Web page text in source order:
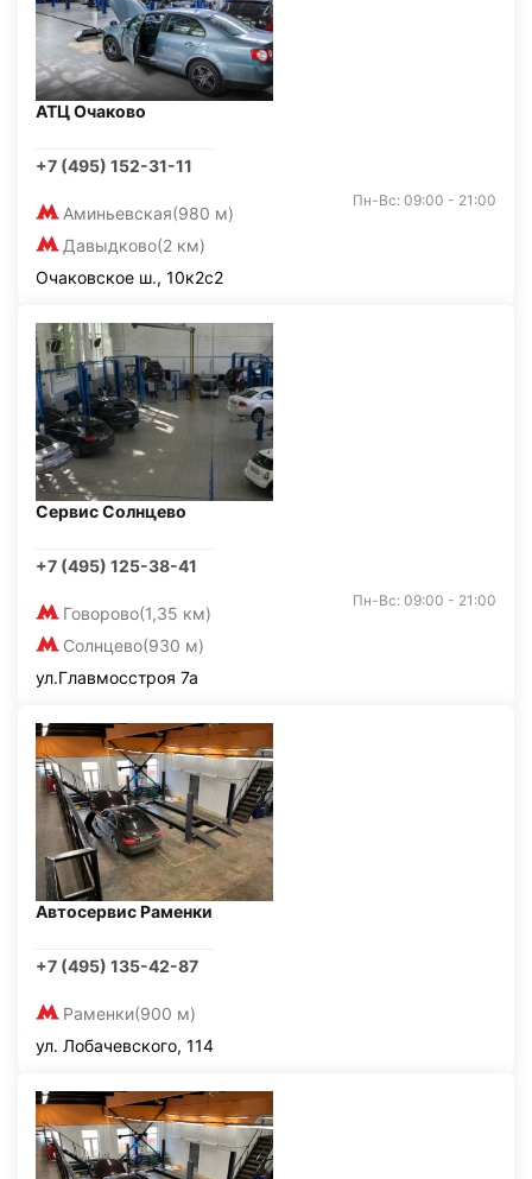
АТЦ Очаково
+7 (495) 152-31-11
Аминьевская(980 м)
Давыдково(2 км)
Пн-Вс: 09:00 - 21:00
Очаковское ш., 10к2с2
Сервис Солнцево
+7 (495) 125-38-41
Говорово(1,35 км)
Солнцево(930 м)
Пн-Вс: 09:00 - 21:00
ул.Главмосстроя 7а
Автосервис Раменки
+7 (495) 135-42-87
Раменки(900 м)
ул. Лобачевского, 114